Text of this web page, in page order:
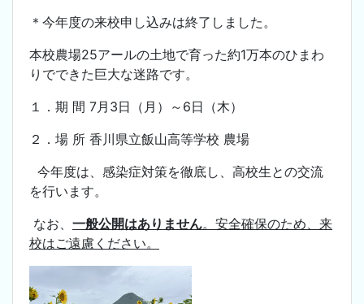
＊今年度の来校申し込みは終了しました。
本校農場25アールの土地で育った約1万本のひまわ
りでできた巨大な迷路です。
１．期 間 7月3日（月）～6日（木）
２．場 所 香川県立飯山高等学校 農場
今年度は、感染症対策を徹底し、高校生との交流
を行います。
なお、 一般公開はありません。安全確保のため、来
校はご遠慮ください。